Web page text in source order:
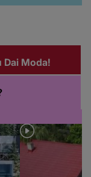
Dai Moda!